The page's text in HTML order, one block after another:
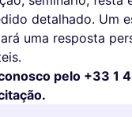
detalhado. Um
uma resposta
pelo +33 1